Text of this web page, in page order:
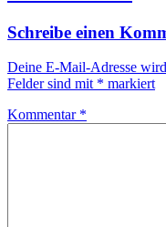
Schreibe einen
Deine E-Mail-Adresse
Felder sind mit * markiert
Kommentar *